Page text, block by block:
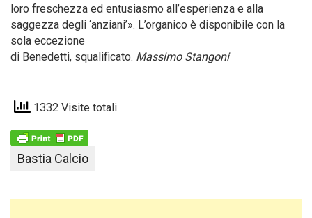
loro freschezza ed entusiasmo all’esperienza e alla
saggezza degli ‘anziani’». L’organico è disponibile con la
sola eccezione
di Benedetti, squalificato. Massimo Stangoni
1332 Visite totali
Bastia Calcio